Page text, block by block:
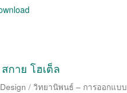
กาย โฮเต็ล
/ วิทยานิพนธ์ – การออกแบบ